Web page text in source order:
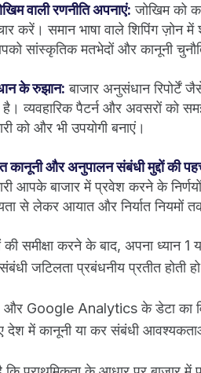
वाली रणनीति अपनाएं: जोखिम को
करें। समान भाषा वाले शिपिंग ज़ोन
सांस्कृतिक मतभेदों और कानूनी
के रुझान: बाजार अनुसंधान रिपोर्टें
व्यवहारिक पैटर्न और अवसरों को
को और भी उपयोगी बनाएं।
कानूनी और अनुपालन संबंधी मुद्दों की
आपके बाजार में प्रवेश करने के
से लेकर आयात और निर्यात नियमों
समीक्षा करने के बाद, अपना ध्यान 1
जटिलता प्रबंधनीय प्रतीत होती
Google Analytics के डेटा का
देश में कानूनी या कर संबंधी